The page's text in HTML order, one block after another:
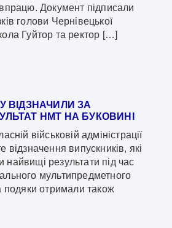
Документ підписали
голови Чернівецької
Гуйтор та ректор […]
ВІДЗНАЧИЛИ ЗА
НМТ НА БУКОВИНІ
військовій адміністрації
відзначення випускників, які
результати під час
мультипредметного
подяки отримали також